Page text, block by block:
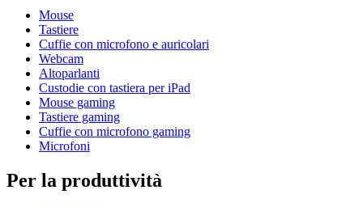
Mouse
Tastiere
Cuffie con microfono e auricolari
Webcam
Altoparlanti
Custodie con tastiera per iPad
Mouse gaming
Tastiere gaming
Cuffie con microfono gaming
Microfoni
Per la produttività